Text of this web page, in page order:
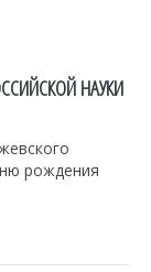
НАУКИ
рождения